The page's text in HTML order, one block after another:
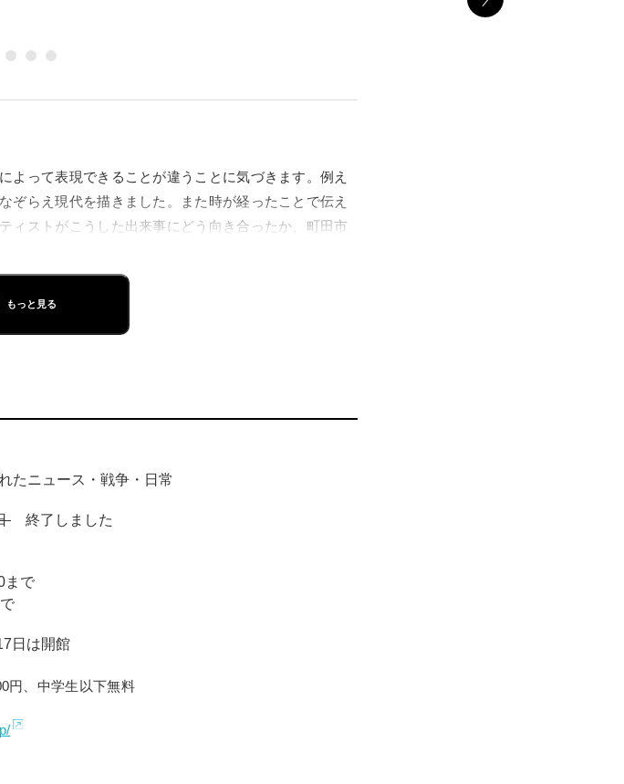
よって表現できることが違うことに気づきます。例え
ぞらえ現代を描きました。また時が経ったことで伝え
ィストがこうした出来事にどう向き合ったか、町田市
もっと見る
たニュース・戦争・日常
終了しました
まで
日は開館
円、中学生以下無料